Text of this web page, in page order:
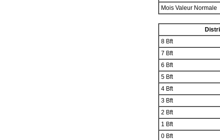
Mois Valeur Normale
8 Bft
7 Bft
6 Bft
5 Bft
4 Bft
3 Bft
2 Bft
1 Bft
0 Bft